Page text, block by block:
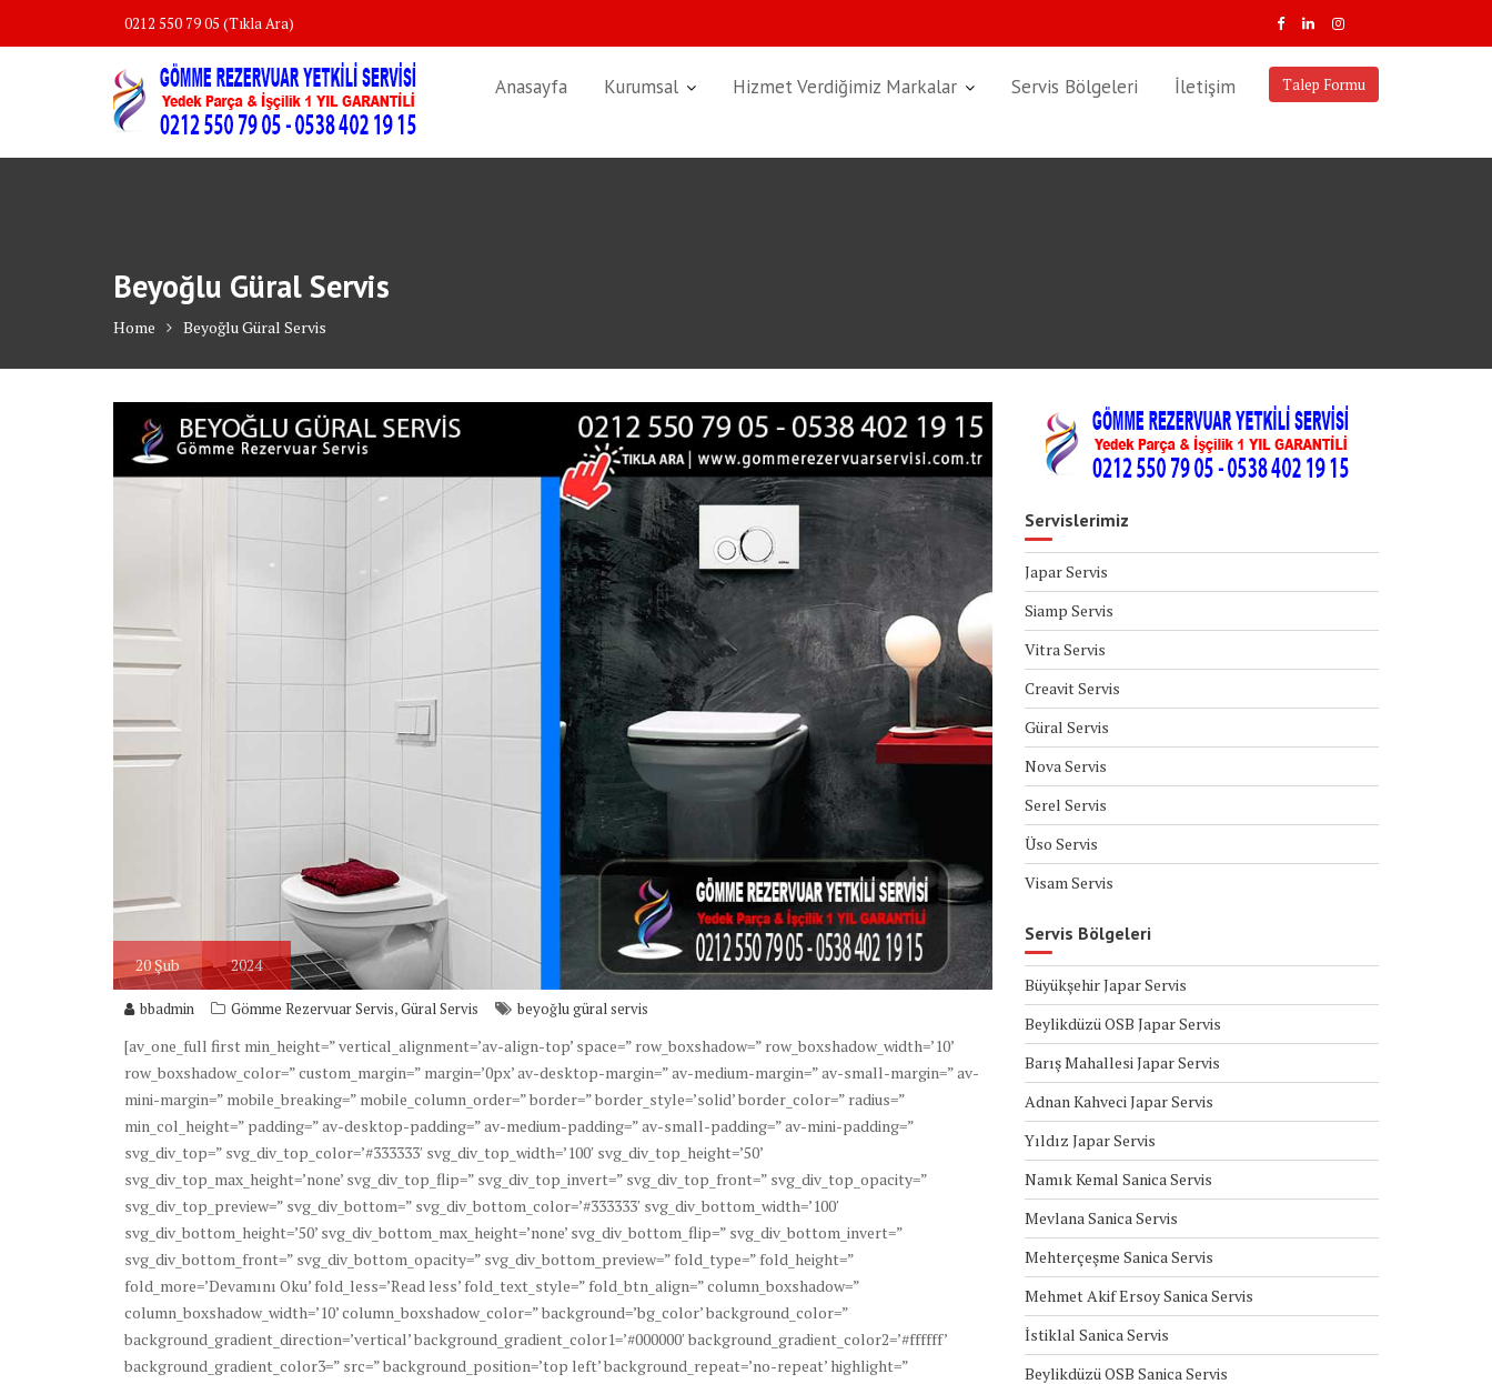
0212 550 79 05 (Tıkla Ara)
Talep Formu
Anasayfa Kurumsal Hizmet Verdiğimiz Markalar Servis Bölgeleri İletişim
Beyoğlu Güral Servis
Home Beyoğlu Güral Servis
20Şub 2024
bbadmin Gömme Rezervuar Servis,Güral Servis beyoğlu güral servis
[av_one_full first min_height=” vertical_alignment=’av-align-top’ space=” row_boxshadow=” row_boxshadow_width=’10’
row_boxshadow_color=” custom_margin=” margin=’0px’ av-desktop-margin=” av-medium-margin=” av-small-margin=” av-
mini-margin=” mobile_breaking=” mobile_column_order=” border=” border_style=’solid’ border_color=” radius=”
min_col_height=” padding=” av-desktop-padding=” av-medium-padding=” av-small-padding=” av-mini-padding=”
svg_div_top=” svg_div_top_color=’#333333′ svg_div_top_width=’100′ svg_div_top_height=’50’
svg_div_top_max_height=’none’ svg_div_top_flip=” svg_div_top_invert=” svg_div_top_front=” svg_div_top_opacity=”
svg_div_top_preview=” svg_div_bottom=” svg_div_bottom_color=’#333333′ svg_div_bottom_width=’100′
svg_div_bottom_height=’50’ svg_div_bottom_max_height=’none’ svg_div_bottom_flip=” svg_div_bottom_invert=”
svg_div_bottom_front=” svg_div_bottom_opacity=” svg_div_bottom_preview=” fold_type=” fold_height=”
fold_more=’Devamını Oku’ fold_less=’Read less’ fold_text_style=” fold_btn_align=” column_boxshadow=”
column_boxshadow_width=’10’ column_boxshadow_color=” background=’bg_color’ background_color=”
background_gradient_direction=’vertical’ background_gradient_color1=’#000000′ background_gradient_color2=’#ffffff’
background_gradient_color3=” src=” background_position=’top left’ background_repeat=’no-repeat’ highlight=”
Servislerimiz
Japar Servis
Siamp Servis
Vitra Servis
Creavit Servis
Güral Servis
Nova Servis
Serel Servis
Üso Servis
Visam Servis
Servis Bölgeleri
Büyükşehir Japar Servis
Beylikdüzü OSB Japar Servis
Barış Mahallesi Japar Servis
Adnan Kahveci Japar Servis
Yıldız Japar Servis
Namık Kemal Sanica Servis
Mevlana Sanica Servis
Mehterçeşme Sanica Servis
Mehmet Akif Ersoy Sanica Servis
İstiklal Sanica Servis
Beylikdüzü OSB Sanica Servis